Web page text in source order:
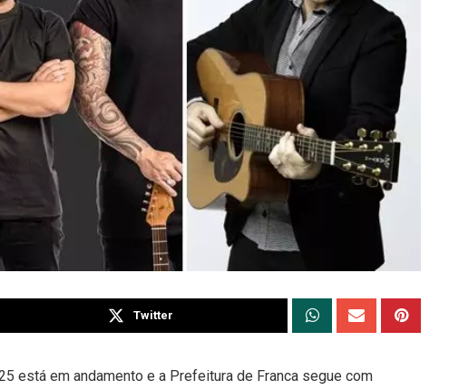
Twitter
está em andamento e a Prefeitura de Franca segue com